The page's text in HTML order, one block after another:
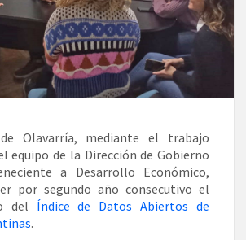
Olavarría, mediante el trabajo
equipo de la Dirección de Gobierno
a Desarrollo Económico,
por segundo año consecutivo el
del Índice de Datos Abiertos de
.